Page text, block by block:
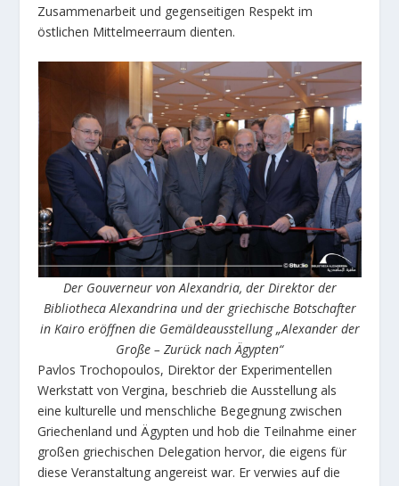
Zusammenarbeit und gegenseitigen Respekt im
östlichen Mittelmeerraum dienten.
Der Gouverneur von Alexandria, der Direktor der
Bibliotheca Alexandrina und der griechische Botschafter
in Kairo eröffnen die Gemäldeausstellung „Alexander der
Große – Zurück nach Ägypten“
Pavlos Trochopoulos, Direktor der Experimentellen
Werkstatt von Vergina, beschrieb die Ausstellung als
eine kulturelle und menschliche Begegnung zwischen
Griechenland und Ägypten und hob die Teilnahme einer
großen griechischen Delegation hervor, die eigens für
diese Veranstaltung angereist war. Er verwies auf die